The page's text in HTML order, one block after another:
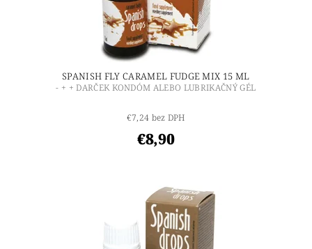
SPANISH FLY CARAMEL FUDGE MIX 15 ML
- + + DARČEK KONDÓM ALEBO LUBRIKAČNÝ GÉL
€7,24 bez DPH
€8,90